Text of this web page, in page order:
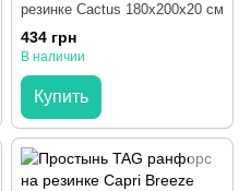
резинке Cactus 180x200x20 см
434 грн
В наличии
Купить